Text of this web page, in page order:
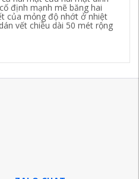
định mạnh mẽ băng hai
của mỏng độ nhớt ở nhiệt
vết chiều dài 50 mét rộng